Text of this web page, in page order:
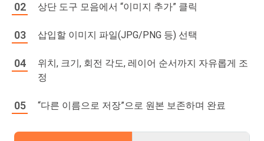
상단 도구 모음에서 “이미지 추가” 클릭
삽입할 이미지 파일(JPG/PNG 등) 선택
위치, 크기, 회전 각도, 레이어 순서까지 자유롭게 조
정
“다른 이름으로 저장”으로 원본 보존하며 완료